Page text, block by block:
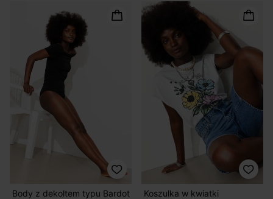
Body z dekoltem typu Bardot Koszulka w kwiatki